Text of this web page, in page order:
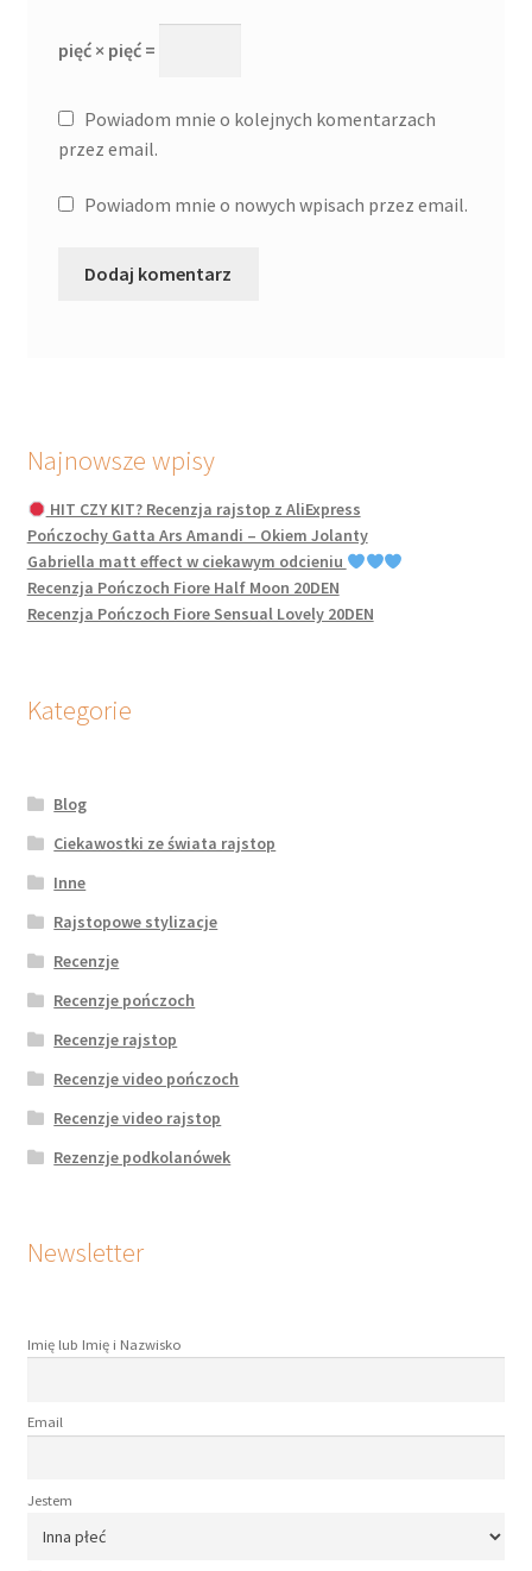
pięć × pięć =
Powiadom mnie o kolejnych komentarzach
przez email.
Powiadom mnie o nowych wpisach przez email.
Najnowsze wpisy
HIT CZY KIT? Recenzja rajstop z AliExpress
Pończochy Gatta Ars Amandi – Okiem Jolanty
Gabriella matt effect w ciekawym odcieniu
Recenzja Pończoch Fiore Half Moon 20DEN
Recenzja Pończoch Fiore Sensual Lovely 20DEN
Kategorie
Blog
Ciekawostki ze świata rajstop
Inne
Rajstopowe stylizacje
Recenzje
Recenzje pończoch
Recenzje rajstop
Recenzje video pończoch
Recenzje video rajstop
Rezenzje podkolanówek
Newsletter
Imię lub Imię i Nazwisko
Email
Jestem